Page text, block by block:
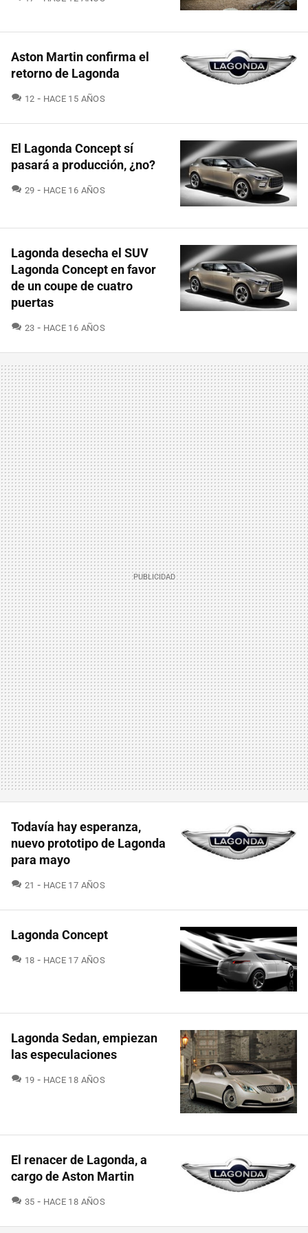
Aston Martin confirma el
retorno de Lagonda
12 COMENTARIOS
HACE 15 AÑOS
El Lagonda Concept sí
pasará a producción, ¿no?
29 COMENTARIOS
HACE 16 AÑOS
Lagonda desecha el SUV
Lagonda Concept en favor
de un coupe de cuatro
puertas
23 COMENTARIOS
HACE 16 AÑOS
Todavía hay esperanza,
nuevo prototipo de Lagonda
para mayo
21 COMENTARIOS
HACE 17 AÑOS
Lagonda Concept
18 COMENTARIOS
HACE 17 AÑOS
Lagonda Sedan, empiezan
las especulaciones
19 COMENTARIOS
HACE 18 AÑOS
El renacer de Lagonda, a
cargo de Aston Martin
35 COMENTARIOS
HACE 18 AÑOS